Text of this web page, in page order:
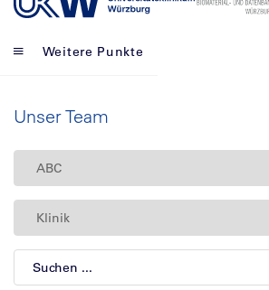
Weitere Punkte
Unser Team